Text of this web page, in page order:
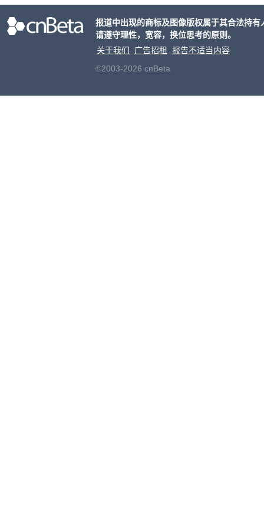
算法
报道中出现的商标及图像版权属于其合法持
请遵守理性，宽容，换位思考的原则。
关于我们
广告招租
报告不适当内容
©2003-2026 cnBeta